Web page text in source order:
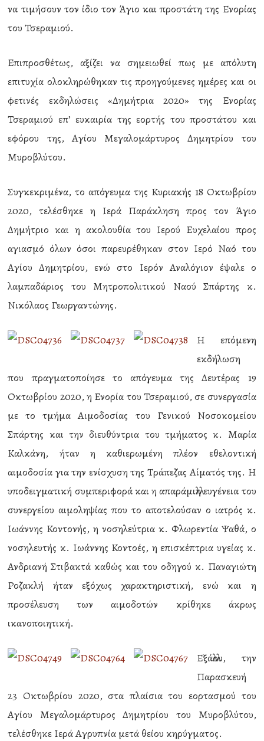
να τιμήσουν τον ίδιο τον Άγιο και προστάτη της Ενορίας
του Τσεραμιού.
Επιπροσθέτως, αξίζει να σημειωθεί πως με απόλυτη
επιτυχία ολοκληρώθηκαν τις προηγούμενες ημέρες και οι
φετινές εκδηλώσεις «Δημήτρια 2020» της Ενορίας
Τσεραμιού επ’ ευκαιρία της εορτής του προστάτου και
εφόρου της, Αγίου Μεγαλομάρτυρος Δημητρίου του
Μυροβλύτου.
Συγκεκριμένα, το απόγευμα της Κυριακής 18 Οκτωβρίου
2020, τελέσθηκε η Ιερά Παράκληση προς τον Άγιο
Δημήτριο και η ακολουθία του Ιερού Ευχελαίου προς
αγιασμό όλων όσοι παρευρέθηκαν στον Ιερό Ναό του
Αγίου Δημητρίου, ενώ στο Ιερόν Αναλόγιον έψαλε ο
λαμπαδάριος του Μητροπολιτικού Ναού Σπάρτης κ.
Νικόλαος Γεωργαντώνης.
Η επόμενη
εκδήλωση
που πραγματοποίησε το απόγευμα της Δευτέρας 19
Οκτωβρίου 2020, η Ενορία του Τσεραμιού, σε συνεργασία
με το τμήμα Αιμοδοσίας του Γενικού Νοσοκομείου
Σπάρτης και την διευθύντρια του τμήματος κ. Μαρία
Καλκάνη, ήταν η καθιερωμένη πλέον εθελοντική
αιμοδοσία για την ενίσχυση της Τράπεζας Αίματός της. Η
υποδειγματική συμπεριφορά και η απαράμιλλη ευγένεια του
συνεργείου αιμοληψίας που το αποτελούσαν ο ιατρός κ.
Ιωάννης Κοντονής, η νοσηλεύτρια κ. Φλωρεντία Ψαθά, ο
νοσηλευτής κ. Ιωάννης Κοντοές, η επισκέπτρια υγείας κ.
Ανδριανή Στιβακτά καθώς και του οδηγού κ. Παναγιώτη
Ροζακλή ήταν εξόχως χαρακτηριστική, ενώ και η
προσέλευση των αιμοδοτών κρίθηκε άκρως
ικανοποιητική.
Εξάλλου, την
Παρασκευή
23 Οκτωβρίου 2020, στα πλαίσια του εορτασμού του
Αγίου Μεγαλομάρτυρος Δημητρίου του Μυροβλύτου,
τελέσθηκε Ιερά Αγρυπνία μετά θείου κηρύγματος.